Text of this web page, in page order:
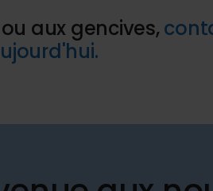
aux gencives,